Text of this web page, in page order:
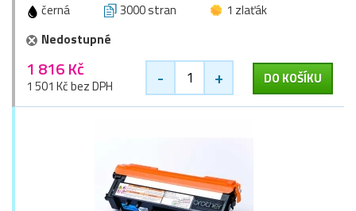
černá 3000 stran
1 zlaťák
Nedostupné
1 816 Kč
1 501 Kč bez DPH - + DO KOŠÍKU